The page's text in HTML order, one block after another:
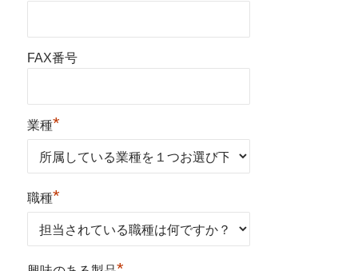
FAX番号
業種*
職種*